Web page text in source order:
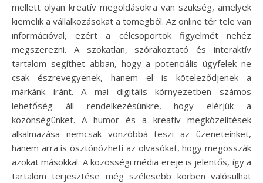
mellett olyan kreatív megoldásokra van szükség, amelyek
kiemelik a vállalkozásokat a tömegből. Az online tér tele van
információval, ezért a célcsoportok figyelmét nehéz
megszerezni. A szokatlan, szórakoztató és interaktív
tartalom segíthet abban, hogy a potenciális ügyfelek ne
csak észrevegyenek, hanem el is köteleződjenek a
márkánk iránt. A mai digitális környezetben számos
lehetőség áll rendelkezésünkre, hogy elérjük a
közönségünket. A humor és a kreatív megközelítések
alkalmazása nemcsak vonzóbbá teszi az üzeneteinket,
hanem arra is ösztönözheti az olvasókat, hogy megosszák
azokat másokkal. A közösségi média ereje is jelentős, így a
tartalom terjesztése még szélesebb körben valósulhat